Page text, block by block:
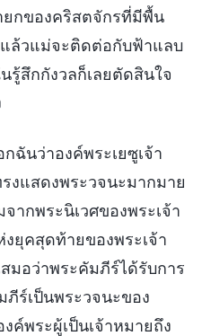
ยกของคริสตจักรที่มีพื้น
ล้วแม่จะติดต่อกับฟ้าแลบ
รู้สึกกังวลก็เลยตัดสินใจ
ฉันว่าองค์พระเยซูเจ้า
งแสดงพระวจนะมากมาย
ากพระนิเวศของพระเจ้า
ยุคสุดท้ายของพระเจ้า
มอว่าพระคัมภีร์ได้รับการ
ภีร์เป็นพระวจนะของ
ค์พระผู้เป็นเจ้าหมายถึง